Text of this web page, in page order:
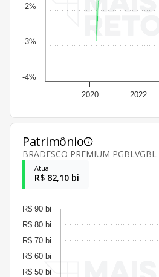
2020 2022
-4%
-3%
-2%
Patrimônio
BRADESCO PREMIUM PGBLVGBL
Atual
R$ 82,10 bi
R$ 50 bi
R$ 60 bi
R$ 70 bi
R$ 80 bi
R$ 90 bi